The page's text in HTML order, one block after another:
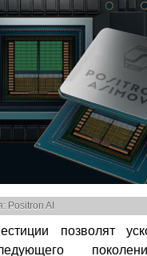
Positron AI
позволят